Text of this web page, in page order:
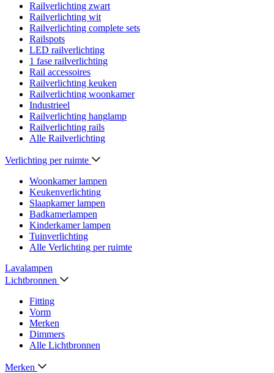
Railverlichting zwart
Railverlichting wit
Railverlichting complete sets
Railspots
LED railverlichting
1 fase railverlichting
Rail accessoires
Railverlichting keuken
Railverlichting woonkamer
Industrieel
Railverlichting hanglamp
Railverlichting rails
Alle Railverlichting
Verlichting per ruimte
Woonkamer lampen
Keukenverlichting
Slaapkamer lampen
Badkamerlampen
Kinderkamer lampen
Tuinverlichting
Alle Verlichting per ruimte
Lavalampen
Lichtbronnen
Fitting
Vorm
Merken
Dimmers
Alle Lichtbronnen
Merken